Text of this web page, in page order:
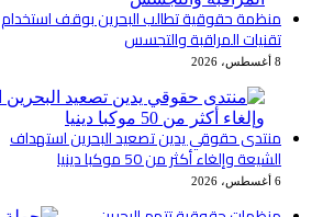
منظمة حقوقية تطالب البحرين بوقف استخدام
تقنيات المراقبة والتجسس
8 أغسطس، 2026
منتدى حقوقي يدين تصعيد البحرين استهداف
الشيعة وإلغاء أكثر من 50 موكبا دينيا
6 أغسطس، 2026